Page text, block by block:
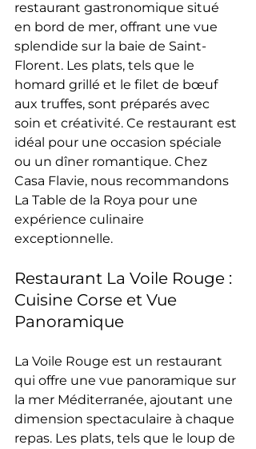
restaurant gastronomique situé
en bord de mer, offrant une vue
splendide sur la baie de Saint-
Florent. Les plats, tels que le
homard grillé et le filet de bœuf
aux truffes, sont préparés avec
soin et créativité. Ce restaurant est
idéal pour une occasion spéciale
ou un dîner romantique. Chez
Casa Flavie, nous recommandons
La Table de la Roya pour une
expérience culinaire
exceptionnelle.
Restaurant La Voile Rouge :
Cuisine Corse et Vue
Panoramique
La Voile Rouge est un restaurant
qui offre une vue panoramique sur
la mer Méditerranée, ajoutant une
dimension spectaculaire à chaque
repas. Les plats, tels que le loup de